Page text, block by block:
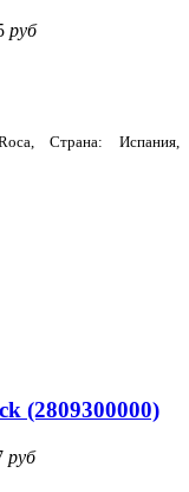
руб
Страна: Испания,
(2809300000)
руб